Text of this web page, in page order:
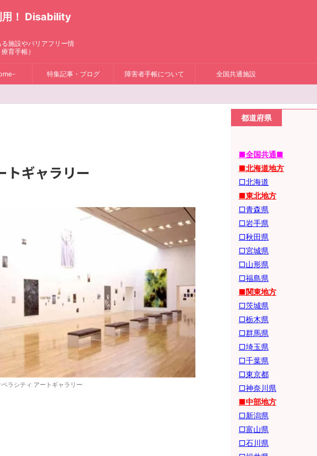
用！ Disability
施設やバリアフリー情
育手帳）
特集記事・ブログ 障害者手帳について 全国共通施設
トギャラリー
ラシティ アートギャラリー
都道府県
■全国共通■
■北海道地方
□北海道
■東北地方
□青森県
□岩手県
□秋田県
□宮城県
□山形県
□福島県
■関東地方
□茨城県
□栃木県
□群馬県
□埼玉県
□千葉県
□東京都
□神奈川県
■中部地方
□新潟県
□富山県
□石川県